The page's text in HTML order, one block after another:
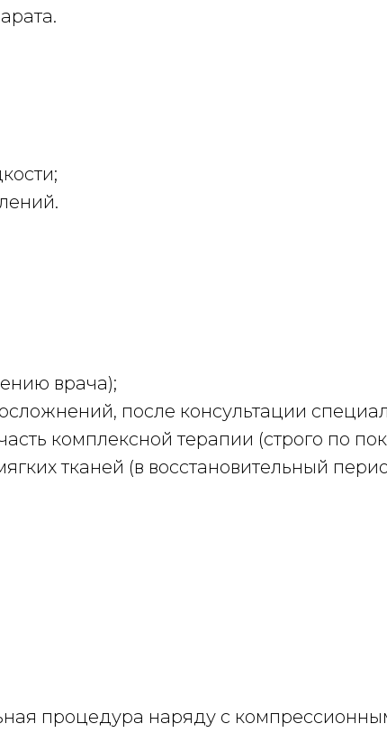
врача);
после консультации
комплексной терапии (строго по
тканей (в восстановительный
процедура наряду с